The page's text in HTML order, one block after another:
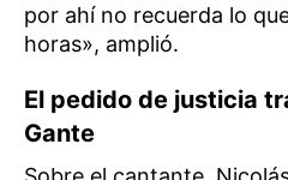
por ahí no recuerda lo
horas», amplió.
El pedido de justicia
Gante